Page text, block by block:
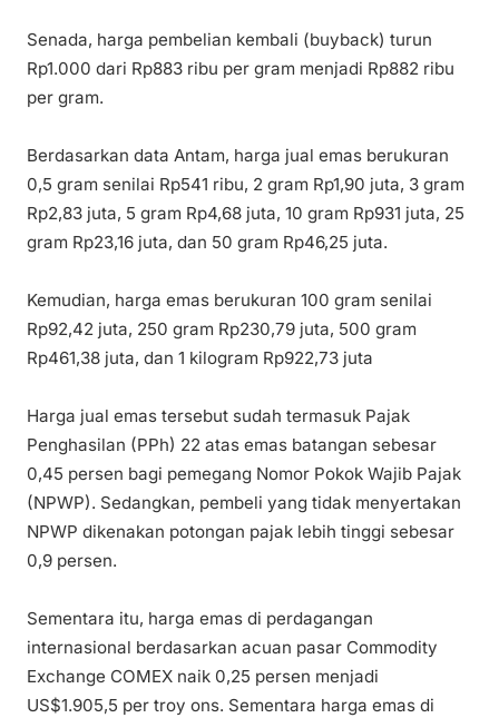
Senada, harga pembelian kembali (buyback) turun
Rp1.000 dari Rp883 ribu per gram menjadi Rp882 ribu
per gram.
Berdasarkan data Antam, harga jual emas berukuran
0,5 gram senilai Rp541 ribu, 2 gram Rp1,90 juta, 3 gram
Rp2,83 juta, 5 gram Rp4,68 juta, 10 gram Rp931 juta, 25
gram Rp23,16 juta, dan 50 gram Rp46,25 juta.
Kemudian, harga emas berukuran 100 gram senilai
Rp92,42 juta, 250 gram Rp230,79 juta, 500 gram
Rp461,38 juta, dan 1 kilogram Rp922,73 juta
Harga jual emas tersebut sudah termasuk Pajak
Penghasilan (PPh) 22 atas emas batangan sebesar
0,45 persen bagi pemegang Nomor Pokok Wajib Pajak
(NPWP). Sedangkan, pembeli yang tidak menyertakan
NPWP dikenakan potongan pajak lebih tinggi sebesar
0,9 persen.
Sementara itu, harga emas di perdagangan
internasional berdasarkan acuan pasar Commodity
Exchange COMEX naik 0,25 persen menjadi
US$1.905,5 per troy ons. Sementara harga emas di